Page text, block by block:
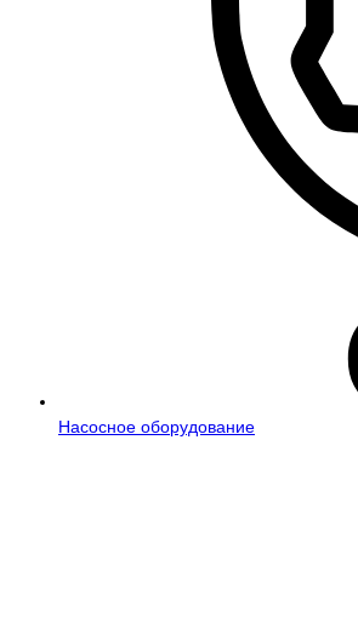
Насосное оборудование